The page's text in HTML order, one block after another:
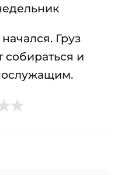
Груз
собираться и